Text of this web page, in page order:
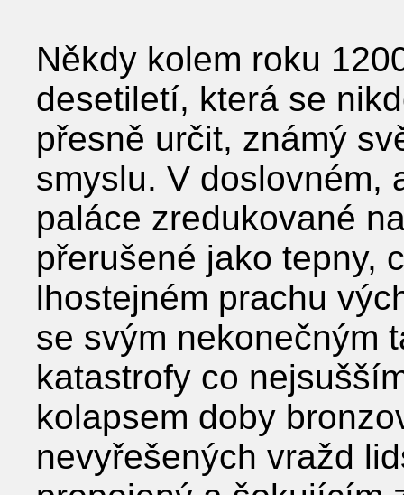
Někdy kolem roku
desetiletí, která se
přesně určit, známý
smyslu. V doslovném,
paláce zredukované
přerušené jako tepny,
lhostejném prachu
se svým nekonečným
katastrofy co
kolapsem doby
nevyřešených vražd